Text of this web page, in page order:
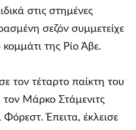
στις στημένες
σεζόν συμμετείχε
της Ρίο Άβε.
τον τέταρτο παίκτη του
Μάρκο Στάμενιτς
Έπειτα, έκλεισε